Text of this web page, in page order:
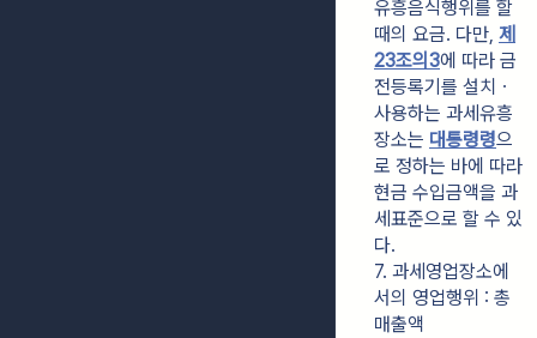
유흥음식행위를 할
때의 요금. 다만, 제
23조의3에 따라 금
전등록기를 설치ㆍ
사용하는 과세유흥
장소는 대통령령으
로 정하는 바에 따라
현금 수입금액을 과
세표준으로 할 수 있
다.
7. 과세영업장소에
서의 영업행위 : 총
매출액